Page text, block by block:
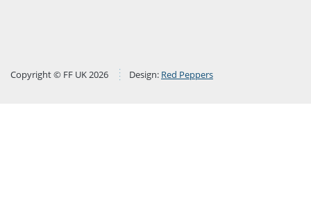
Copyright © FF UK 2026 Design: Red Peppers